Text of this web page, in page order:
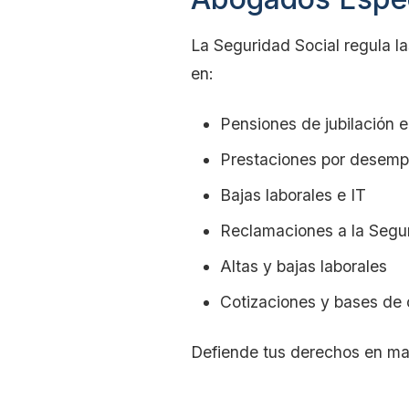
La Seguridad Social regula
en:
Pensiones de jubilación
Prestaciones por
Bajas laborales e IT
Reclamaciones a la
Altas y bajas laborales
Cotizaciones y bases de
Defiende tus derechos en